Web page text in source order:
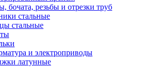
бочата, резьбы и отрезки труб
стальные
стальные
и электроприводы
латунные